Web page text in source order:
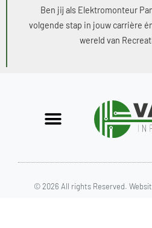
Ben jij als Elektromonteur
volgende stap in jouw carrière
wereld van
© 2026 All rights Reserved.